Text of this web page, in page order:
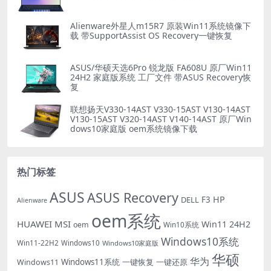
Alienware外星人m15R7 原装Win11系统镜像下
载 带SupportAssist OS Recovery一键恢复
ASUS/华硕天选6Pro 锐龙版 FA608U 原厂Win11
24H2 家庭版系统 工厂文件 带ASUS Recovery恢
复
联想扬天V330-14AST V330-15AST V130-14AST
V130-15AST V320-14AST V140-14AST 原厂Win
dows10家庭版 oem系统镜像下载
热门标签
Alienware ASUSASUS Recovery DELL F3 HP
HUAWEI MSI oem oem系统 Win10系统 Win11 24H2
Win11-22H2 Windows10 Windows10家庭版 Windows10系统
Windows11 Windows11系统 一键恢复 一键还原 华为 华硕